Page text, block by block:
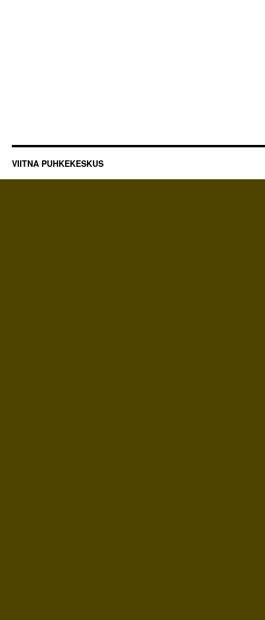
VIITNA PUHKEKESKUS